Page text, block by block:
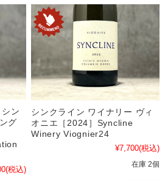
ン
グ
(税込)
シンクライン ワイナリー ヴィ
オニエ［2024］Syncline
Winery Viognier24
¥7,700(税込)
在庫 2個